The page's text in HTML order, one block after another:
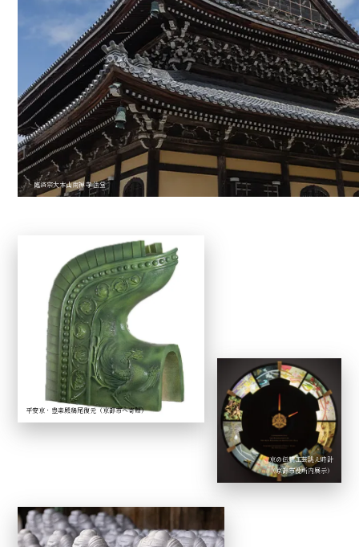
臨済宗大本山南禅寺 法堂
平安京・豊楽殿鴟尾復元（京都市へ寄贈）
京の伝統工芸誂え時計
（京都市役所内展示）